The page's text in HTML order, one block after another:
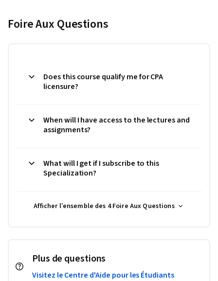
Foire Aux Questions
Does this course qualify me for CPA
licensure?
When will I have access to the lectures and
assignments?
What will I get if I subscribe to this
Specialization?
Afficher l’ensemble des 4 Foire Aux Questions
Plus de questions
Visitez le Centre d'Aide pour les Étudiants